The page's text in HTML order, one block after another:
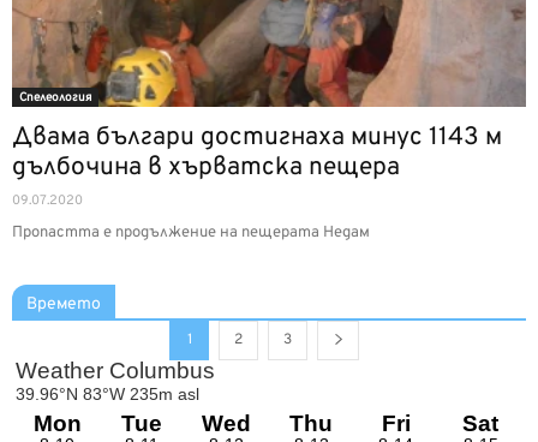
Спелеология
Двама българи достигнаха минус 1143 м
дълбочина в хърватска пещера
09.07.2020
Пропастта е продължение на пещерата Недам
1 2 3
Времето